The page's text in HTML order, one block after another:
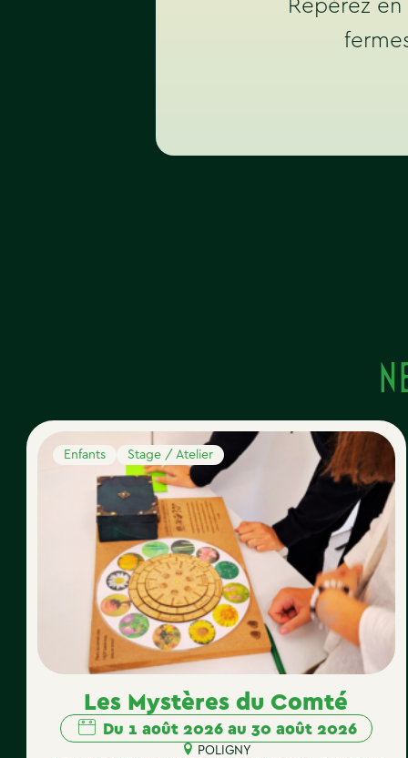
Repérez
Enfants Stage / Atelier
Les Mystères du Comté
Du 1 août 2026 au 30 août 2026
POLIGNY